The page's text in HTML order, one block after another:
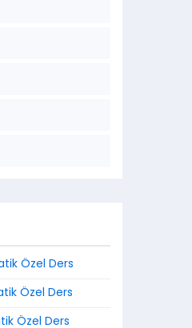
Özel Ders
Özel Ders
Özel Ders